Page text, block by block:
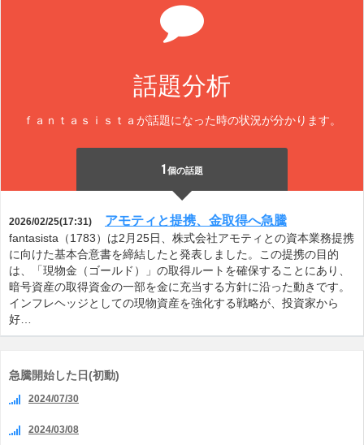
話題分析
ｆａｎｔａｓｉｓｔａが話題になった時の状況が分かります。
1 個の話題
2026/02/25(17:31) アモティと提携、金取得へ急騰
fantasista（1783）は2月25日、株式会社アモティとの資本業務提携
に向けた基本合意書を締結したと発表しました。この提携の目的
は、「現物金（ゴールド）」の取得ルートを確保することにあり、
暗号資産の取得資金の一部を金に充当する方針に沿った動きです。
インフレヘッジとしての現物資産を強化する戦略が、投資家から
好…
急騰開始した日(初動)
2024/07/30
2024/03/08